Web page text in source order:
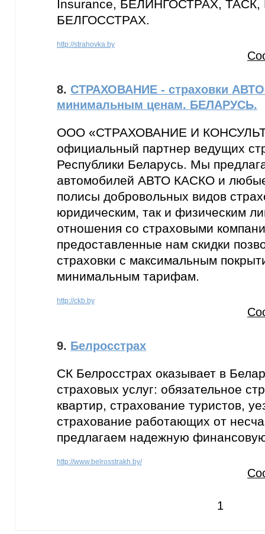
Insurance, БЕЛИНГОСТРАХ,
БЕЛГОССТРАХ.
http://strahovka.by
8. СТРАХОВАНИЕ - страховки
минимальным ценам. БЕЛАРУСЬ.
ООО «СТРАХОВАНИЕ И
официальный партнер ведущих
Республики Беларусь. Мы
автомобилей АВТО КАСКО и
полисы добровольных видов
юридическим, так и физическим
отношения со страховыми
предоставленные нам скидки
страховки с максимальным
минимальным тарифам.
http://ckb.by
9. Белросстрах
СК Белросстрах оказывает в
страховых услуг: обязательное
квартир, страхование туристов,
страхование работающих от
предлагаем надежную
http://www.belrosstrakh.by/
1